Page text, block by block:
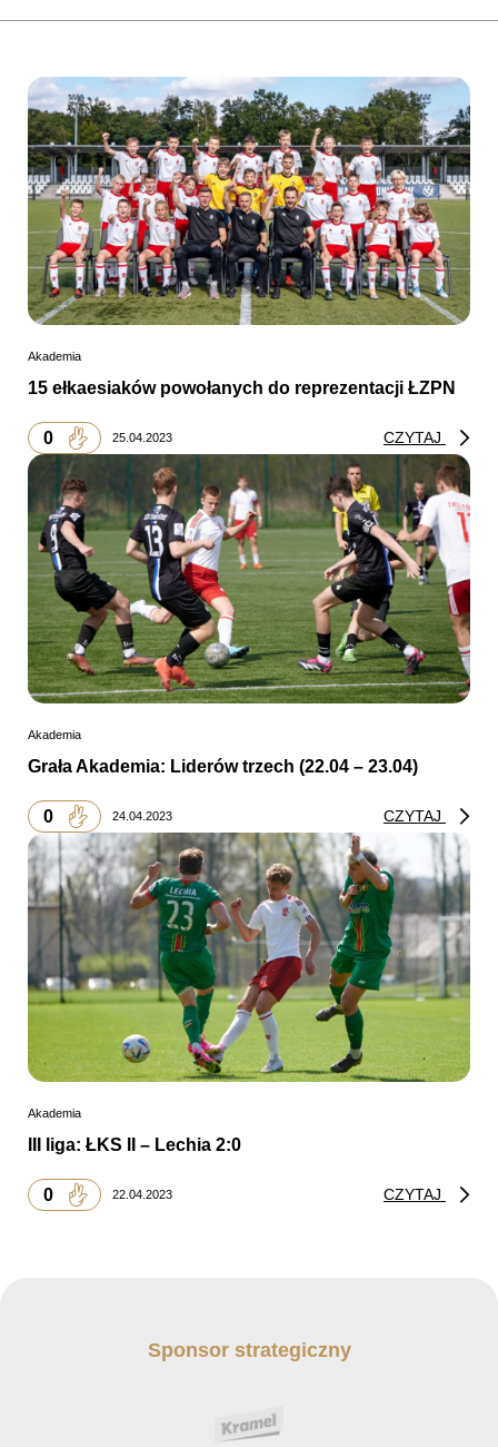
Akademia
15 ełkaesiaków powołanych do reprezentacji ŁZPN
0 25.04.2023 CZYTAJ
Akademia
Grała Akademia: Liderów trzech (22.04 – 23.04)
0 24.04.2023 CZYTAJ
Akademia
III liga: ŁKS II – Lechia 2:0
0 22.04.2023 CZYTAJ
Sponsor strategiczny